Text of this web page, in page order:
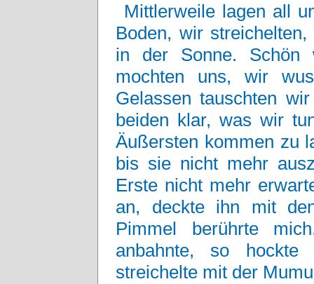
Mittlerweile lagen all
Boden, wir
in der Sonne.
mochten uns, wir
Gelassen tauschten
beiden klar, was wir
Äußersten kommen zu
bis sie nicht mehr
Erste nicht mehr
an, deckte ihn mit
Pimmel berührte
anbahnte, so
streichelte mit der